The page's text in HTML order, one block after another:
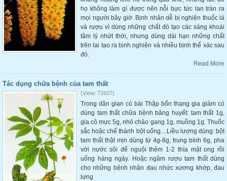
họ không làm gì được nên nỗi bực tức lan tràn ra
mọi người bây giờ. Bịnh nhân dễ bị nghiện thuốc lá
và rượu vì dùng những chất đó tạo các sảng khoái
tâm lý nhứt thời, nhưng dùng dài hạn những chất
trên lại tạo ra bịnh nghiện và nhiều bịnh thể xác sau
đó.
Read More
Tác dụng chữa bệnh của tam thất
(View: 72607)
Trong dân gian có bài Thập bổn thang gia giảm có
dùng tam thất chữa bệnh băng huyết: tam thất 1g,
gia cỏ mực 5g, nhỏ chảo gang 1g, muồng 1g. Thuốc
sắc hoặc chế thành bột uống....Liều lượng dùng: bột
tam thất thật mịn dùng từ 4g-8g, trung bình 6g, pha
với nước sôi để nguội thêm 1-2 thìa mật ong rồi
uống hàng ngày. Hoặc ngâm rượu tam thất dùng
cho những bệnh nhân đau nhức xương khớp, đau
lưng